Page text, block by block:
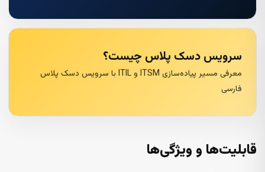
سرویس دسک پلاس چیست؟
معرفی مسیر پیاده‌سازی ITSM و ITIL با سرویس دسک پلاس
فارسی
قابلیت‌ها و ویژگی‌ها